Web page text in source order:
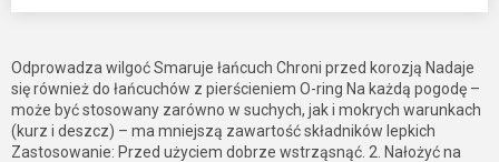
Odprowadza wilgoć Smaruje łańcuch Chroni przed korozją Nadaje
się również do łańcuchów z pierścieniem O-ring Na każdą pogodę –
może być stosowany zarówno w suchych, jak i mokrych warunkach
(kurz i deszcz) – ma mniejszą zawartość składników lepkich
Zastosowanie: Przed użyciem dobrze wstrząsnąć. 2. Nałożyć na